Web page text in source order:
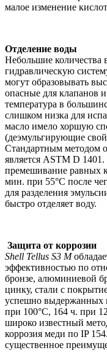
малое изменение
Отделение воды
Небольшие количества
гидравлическую
могут образовывать
опасные для клапанов
температура в
слишком низка для
масло имело хоршую
(деэмульгирующие
Стандартным методом
является ASTM D
премешивание равных
мин. при 55°С после
для разделения
быстро отделяет воду.
Защита от коррозии
Shell Tellus S3 M
эффективностью по
бронзе, алюминиевой
цинку, стали с
успешно выдержанных
при 100°С, 164 ч. при
широко известный
коррозия меди по IP
существенное